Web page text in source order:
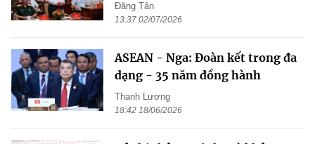
Đăng Tân
13:37 02/07/2026
ASEAN - Nga: Đoàn kết trong đa
dạng - 35 năm đồng hành
Thanh Lương
18:42 18/06/2026